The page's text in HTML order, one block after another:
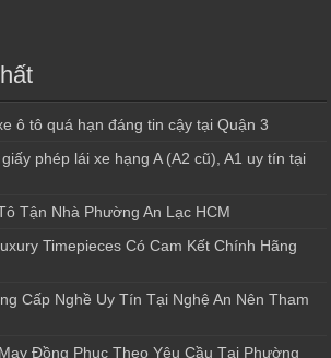
ô tô quá hạn đáng tin cậy tại Quận 3
phép lái xe hạng A (A2 cũ), A1 uy tín tại
Tận Nhà Phường An Lạc HCM
Timepieces Có Cam Kết Chính Hãng
Cấp Nghề Uy Tín Tại Nghệ An Nên Tham
Đồng Phục Theo Yêu Cầu Tại Phường